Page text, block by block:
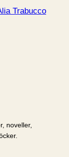
Trabucco
noveller,